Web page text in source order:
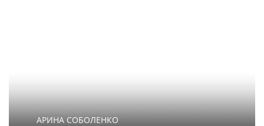
АРИНА СОБОЛЕНКО